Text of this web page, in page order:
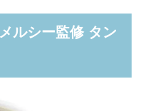
ルシー監修 タン